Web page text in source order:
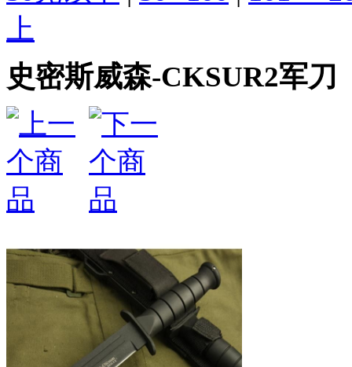
上
史密斯威森-CKSUR2军刀